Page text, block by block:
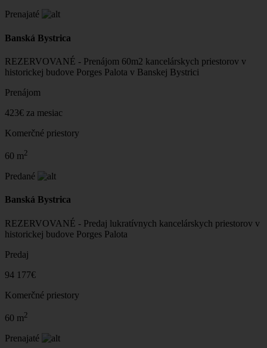
Prenajaté
Banská Bystrica
REZERVOVANÉ - Prenájom 60m2 kancelárskych priestorov v
historickej budove Porges Palota v Banskej Bystrici
Prenájom
423€ za mesiac
Komerčné priestory
60 m2
Predané
Banská Bystrica
REZERVOVANÉ - Predaj lukratívnych kancelárskych priestorov v
historickej budove Porges Palota
Predaj
94 177€
Komerčné priestory
60 m2
Prenajaté